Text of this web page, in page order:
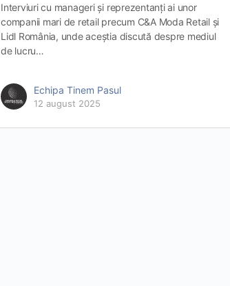
Interviuri cu manageri și reprezentanți ai unor
companii mari de retail precum C&A Moda Retail și
Lidl România, unde aceștia discută despre mediul
de lucru…
Echipa Tinem Pasul
12 august 2025